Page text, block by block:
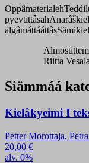
Oppâmaterialeh
pyevtittâsah
algâmáttááttâs
Riitta
Siämmáá
Kielâkyeimi I
Petter Morottaja,
20,00 €
alv. 0%